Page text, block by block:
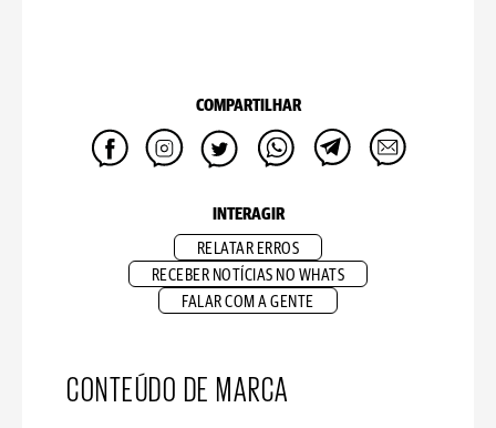
COMPARTILHAR
INTERAGIR
RELATAR ERROS
RECEBER NOTÍCIAS NO WHATS
FALAR COM A GENTE
CONTEÚDO DE MARCA